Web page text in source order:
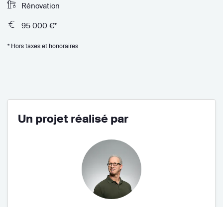
Rénovation
95 000 €*
* Hors taxes et honoraires
Un projet réalisé par